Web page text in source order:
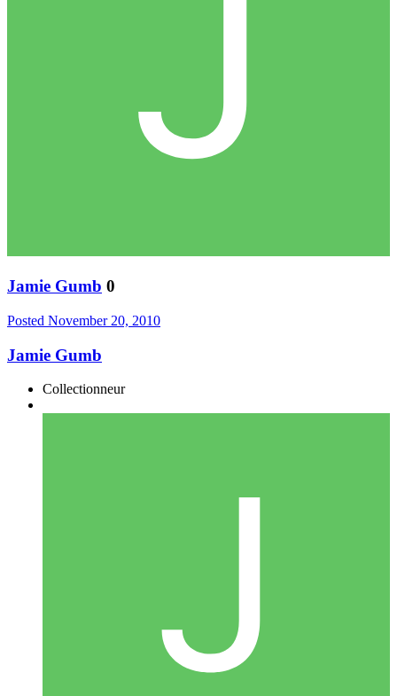
Jamie Gumb 0
Posted November 20, 2010
Jamie Gumb
Collectionneur